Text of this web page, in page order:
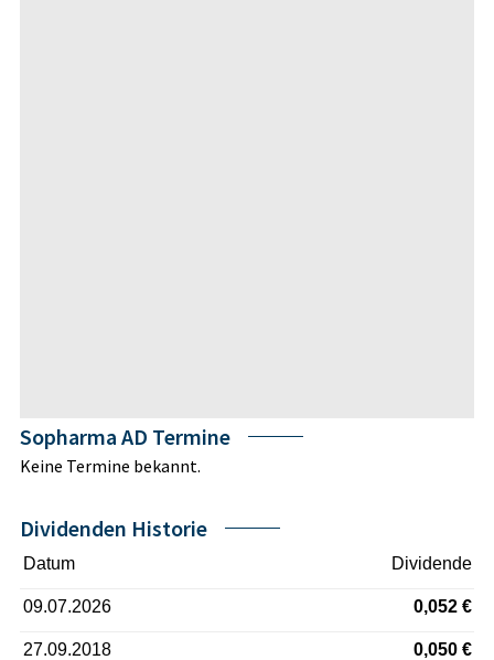
Sopharma AD Termine
Keine Termine bekannt.
Dividenden Historie
Datum Dividende
09.07.2026 0,052 €
27.09.2018 0,050 €